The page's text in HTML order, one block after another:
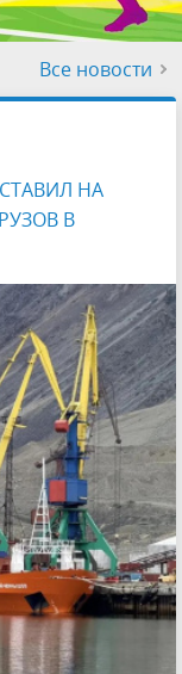
Все новости
НА
В